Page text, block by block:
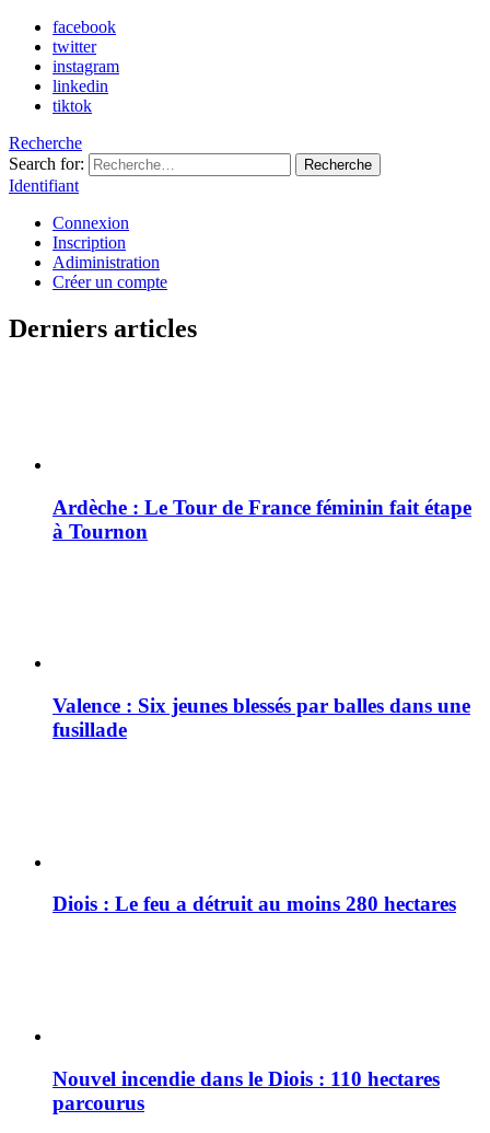
facebook
twitter
instagram
linkedin
tiktok
Recherche
Search for:
Recherche
Identifiant
Connexion
Inscription
Adiministration
Créer un compte
Derniers articles
Ardèche : Le Tour de France féminin fait étape
à Tournon
Valence : Six jeunes blessés par balles dans une
fusillade
Diois : Le feu a détruit au moins 280 hectares
Nouvel incendie dans le Diois : 110 hectares
parcourus